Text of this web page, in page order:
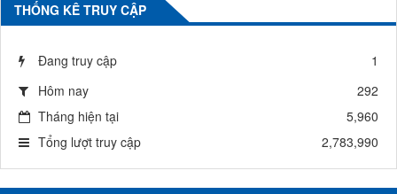
THỐNG KÊ TRUY CẬP
Đang truy cập
1
Hôm nay
292
Tháng hiện tại
5,960
Tổng lượt truy cập
2,783,990